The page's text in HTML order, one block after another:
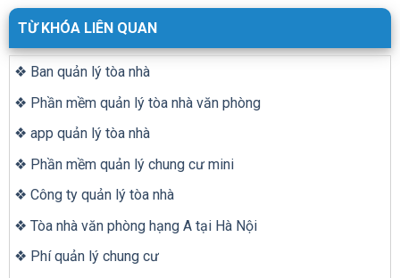
TỪ KHÓA LIÊN QUAN
❖ Ban quản lý tòa nhà
❖ Phần mềm quản lý tòa nhà văn phòng
❖ app quản lý tòa nhà
❖ Phần mềm quản lý chung cư mini
❖ Công ty quản lý tòa nhà
❖ Tòa nhà văn phòng hạng A tại Hà Nội
❖ Phí quản lý chung cư